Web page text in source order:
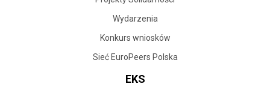
Wydarzenia
Konkurs wniosków
Sieć EuroPeers Polska
EKS